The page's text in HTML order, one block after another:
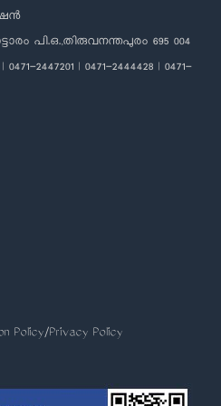
പി.ഒ.,തിരുവനന്തപുരം 695 004
0471-2447201 | 0471-2444428 | 0471-
Policy/Privacy Policy